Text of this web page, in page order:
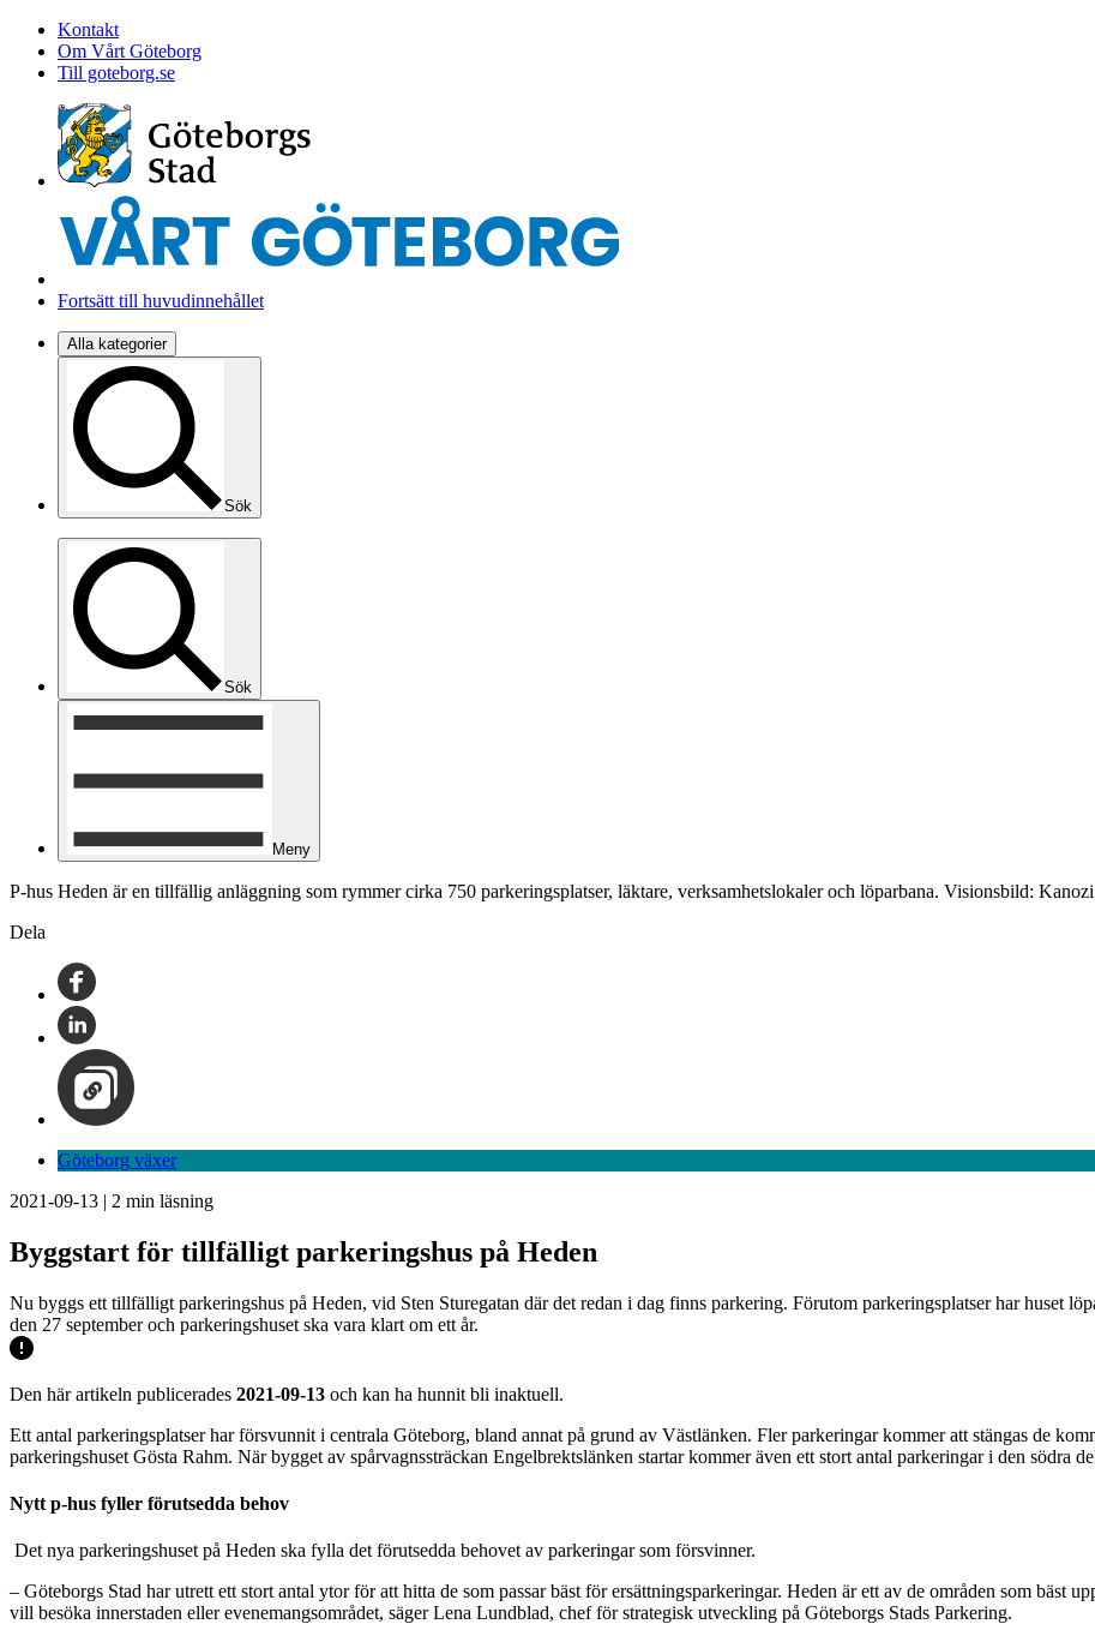
Kontakt
Om Vårt Göteborg
Till goteborg.se
Fortsätt till huvudinnehållet
Alla kategorier
Sök
Sök
Meny
P-hus Heden är en tillfällig anläggning som rymmer cirka 750 parkeringsplatser, läktare, verksamhetslokaler och löparbana. Visionsbild:
Dela
Göteborg växer
2021-09-13 | 2 min läsning
Byggstart för tillfälligt parkeringshus på Heden
Nu byggs ett tillfälligt parkeringshus på Heden, vid Sten Sturegatan där det redan i dag finns parkering. Förutom parkeringsplatser har huset
den 27 september och parkeringshuset ska vara klart om ett år.
Den här artikeln publicerades 2021-09-13 och kan ha hunnit bli inaktuell.
Ett antal parkeringsplatser har försvunnit i centrala Göteborg, bland annat på grund av Västlänken. Fler parkeringar kommer att stängas de
parkeringshuset Gösta Rahm. När bygget av spårvagnssträckan Engelbrektslänken startar kommer även ett stort antal parkeringar i den södra
Nytt p-hus fyller förutsedda behov
Det nya parkeringshuset på Heden ska fylla det förutsedda behovet av parkeringar som försvinner.
– Göteborgs Stad har utrett ett stort antal ytor för att hitta de som passar bäst för ersättningsparkeringar. Heden är ett av de områden som bäst
vill besöka innerstaden eller evenemangsområdet, säger Lena Lundblad, chef för strategisk utveckling på Göteborgs Stads Parkering.